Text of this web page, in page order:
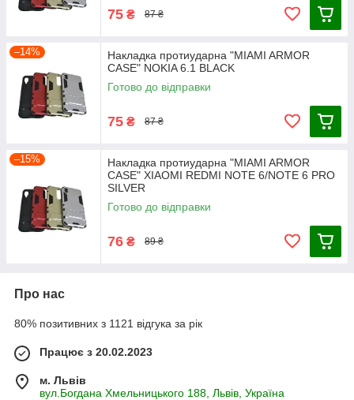
75 ₴ 87 ₴
–14%
Накладка протиударна "MIAMI ARMOR
CASE" NOKIA 6.1 BLACK
Готово до відправки
75 ₴ 87 ₴
–15%
Накладка протиударна "MIAMI ARMOR
CASE" XIAOMI REDMI NOTE 6/NOTE 6 PRO
SILVER
Готово до відправки
76 ₴ 89 ₴
Про нас
80% позитивних з 1121 відгука за рік
Працює з 20.02.2023
м. Львів
вул.Богдана Хмельницького 188, Львів, Україна